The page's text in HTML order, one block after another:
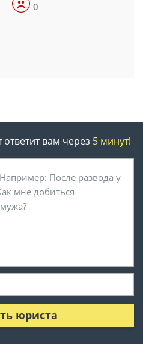
0
вам через 5 минут!
юриста